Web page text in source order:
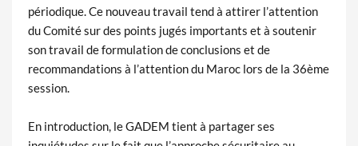
périodique. Ce nouveau travail tend à attirer l’attention
du Comité sur des points jugés importants et à soutenir
son travail de formulation de conclusions et de
recommandations à l’attention du Maroc lors de la 36ème
session.
En introduction, le GADEM tient à partager ses